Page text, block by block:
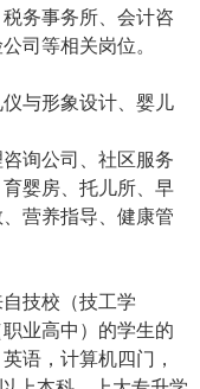
务事务所、会计咨
司等相关岗位。
与形象设计、婴儿
询公司、社区服务
婴房、托儿所、早
营养指导、健康管
技校（技工学
业高中）的学生的
语，计算机四门，